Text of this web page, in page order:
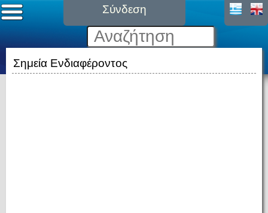
Σύνδεση
Σημεία Ενδιαφέροντος